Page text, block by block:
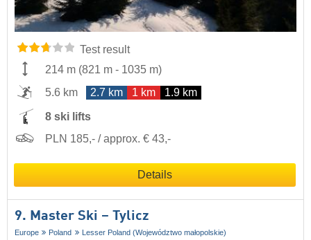
Test result
214 m (821 m - 1035 m)
5.6 km
2.7 km 1 km 1.9 km
8 ski lifts
PLN 185,- / approx. € 43,-
Details
9. Master Ski – Tylicz
Europe Poland Lesser Poland (Województwo małopolskie)